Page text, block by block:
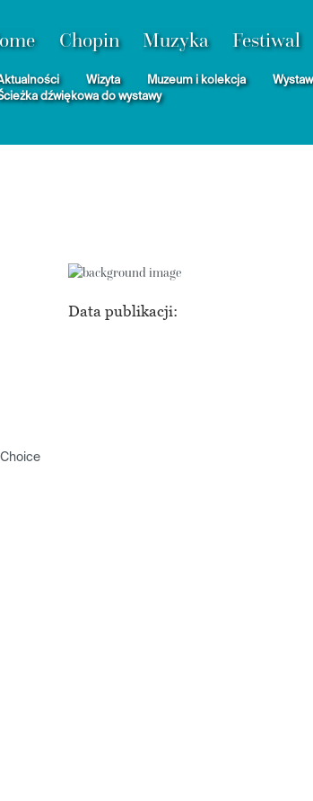
Chopin Muzyka Festiwal
Wizyta Muzeum i kolekcja
dźwiękowa do wystawy
Data publikacji: